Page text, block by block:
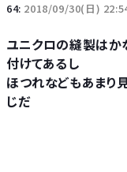
64: 2018/09/30(日)
ユニクロの縫製はか
付けてあるし
ほつれなどもあまり
じだ